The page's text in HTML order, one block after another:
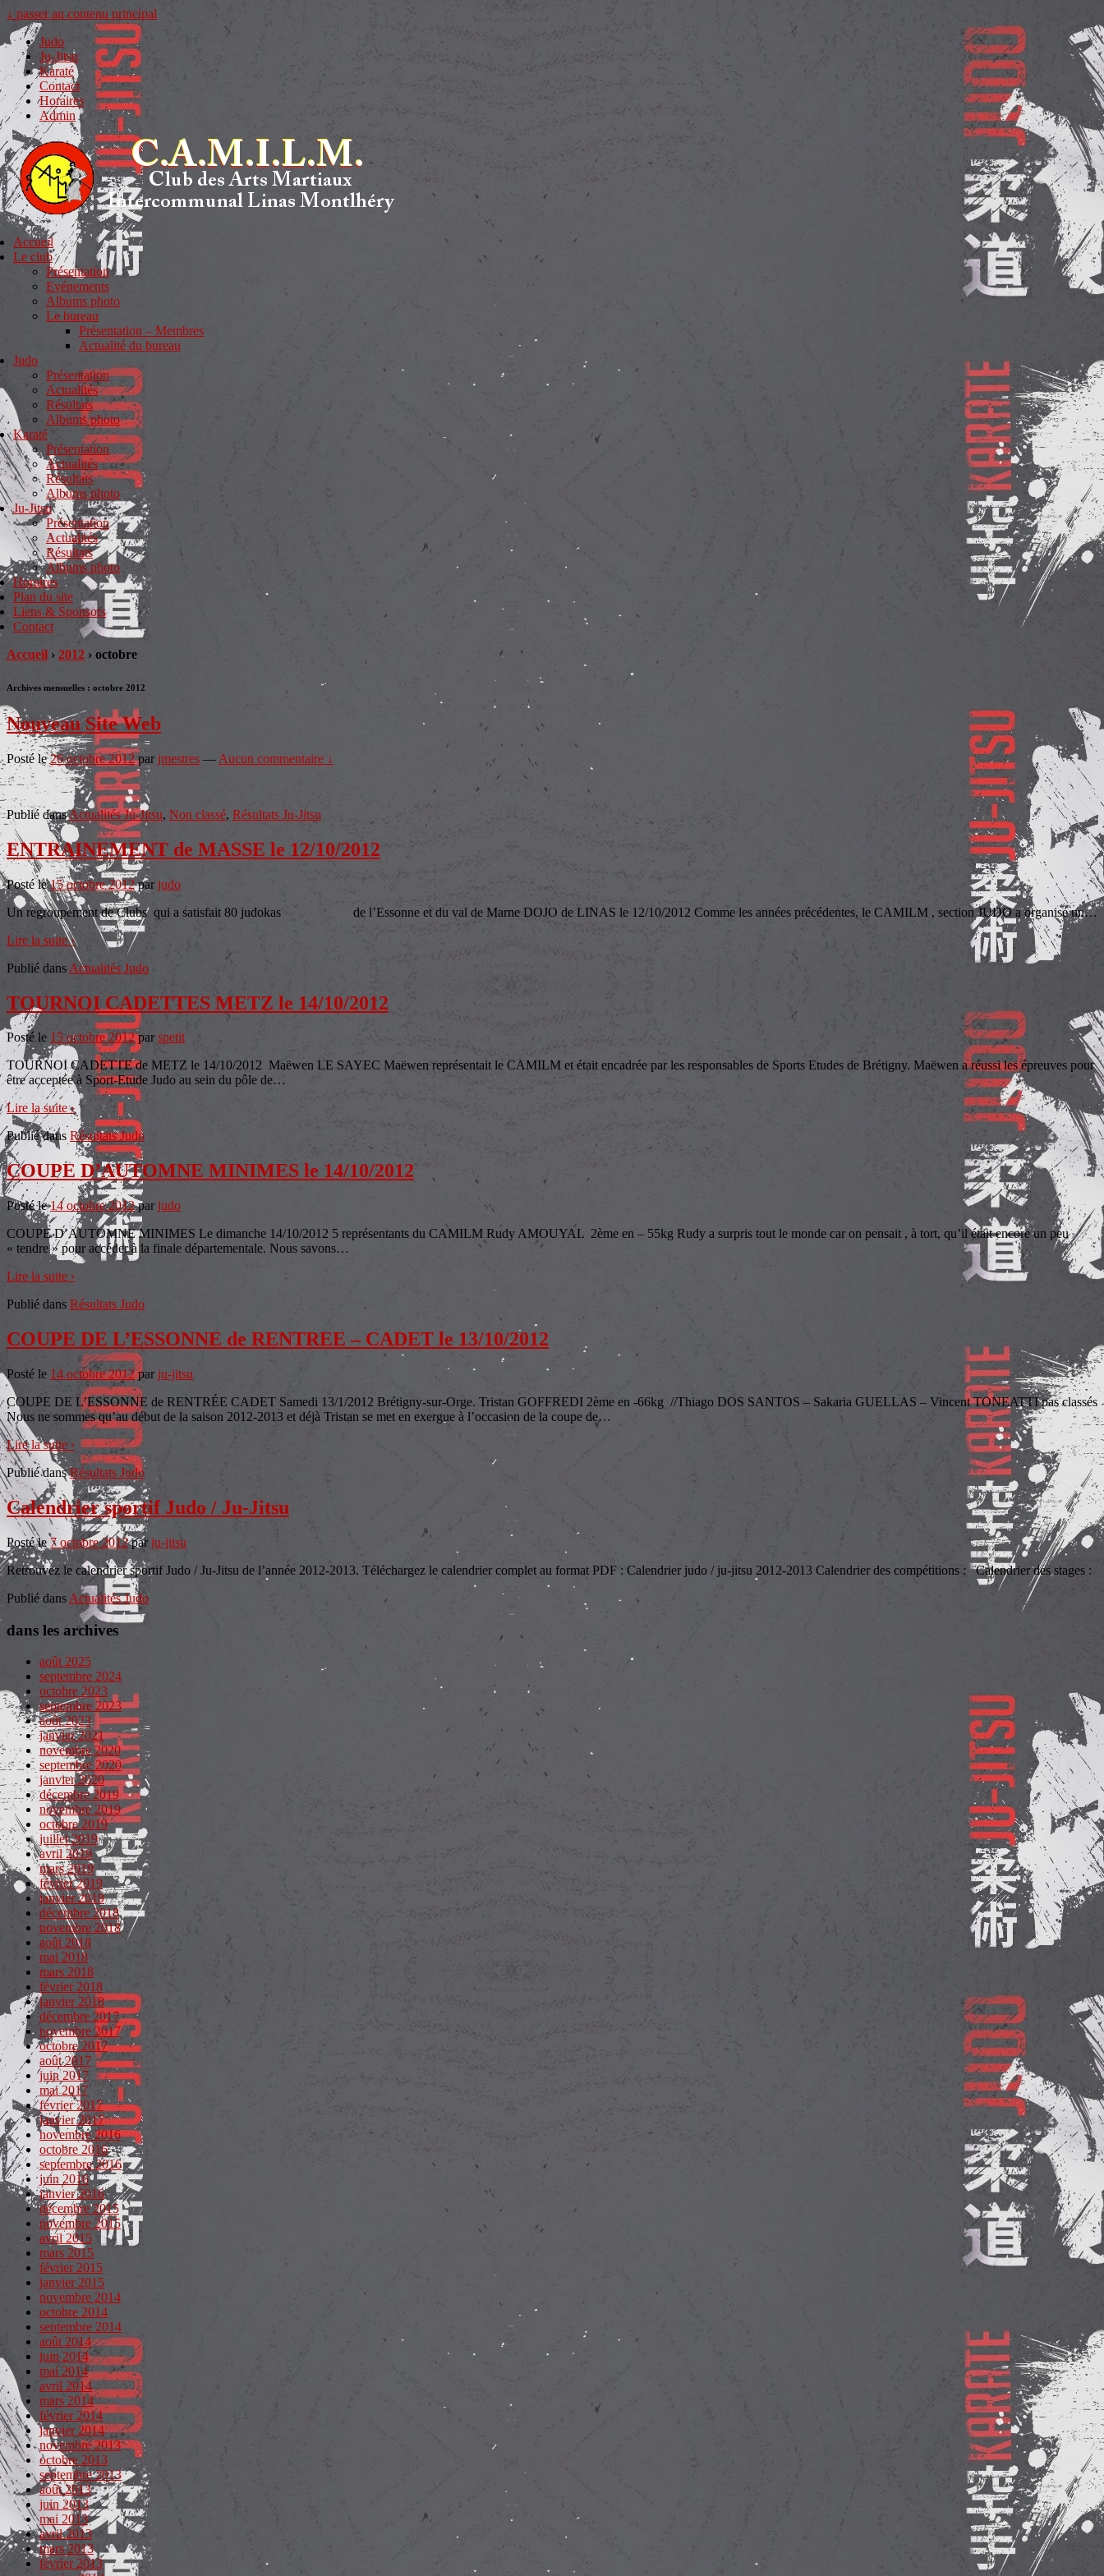
↓ passer au contenu principal
Judo
Ju-Jitsu
Karaté
Contact
Horaires
Admin
Accueil
Le club
Présentation
Evénements
Albums photo
Le bureau
Présentation – Membres
Actualité du bureau
Judo
Présentation
Actualités
Résultats
Albums photo
Karaté
Présentation
Actualités
Résultats
Albums photo
Ju-Jitsu
Présentation
Actualités
Résultats
Albums photo
Horaires
Plan du site
Liens & Sponsors
Contact
Accueil › 2012 › octobre
Archives mensuelles : octobre 2012
Nouveau Site Web
Posté le26 octobre 2012par jmestres — Aucun commentaire ↓
Publié dansActualités Ju-Jitsu, Non classé, Résultats Ju-Jitsu
ENTRAINEMENT de MASSE le 12/10/2012
Posté le15 octobre 2012par judo
Un regroupement de Clubs qui a satisfait 80 judokas de l’Essonne et du val de Marne DOJO de LINAS le 12/10/2012 Comme les années précédentes, le CAMILM , section JUDO a organisé un…
Lire la suite ›
Publié dans Actualités Judo
TOURNOI CADETTES METZ le 14/10/2012
Posté le 15 octobre 2012parspetit
TOURNOI CADETTE de METZ le 14/10/2012 Maëwen LE SAYEC Maëwen représentait le CAMILM et était encadrée par les responsables de Sports Etudes de Brétigny. Maëwen a réussi les épreuves pour
être acceptée à Sport-Etude Judo au sein du pôle de…
Lire la suite ›
Publié dans Résultats Judo
COUPE D’AUTOMNE MINIMES le 14/10/2012
Posté le14 octobre 2012par judo
COUPE D’AUTOMNE MINIMES Le dimanche 14/10/2012 5 représentants du CAMILM Rudy AMOUYAL 2ème en – 55kg Rudy a surpris tout le monde car on pensait , à tort, qu’il était encore un peu
« tendre » pour accéder à la finale départementale. Nous savons…
Lire la suite ›
Publié dans Résultats Judo
COUPE DE L’ESSONNE de RENTREE – CADET le 13/10/2012
Posté le 14 octobre 2012par ju-jitsu
COUPE DE L’ESSONNE de RENTRÉE CADET Samedi 13/1/2012 Brétigny-sur-Orge. Tristan GOFFREDI 2ème en -66kg //Thiago DOS SANTOS – Sakaria GUELLAS – Vincent TONEATTI pas classés
Nous ne sommes qu’au début de la saison 2012-2013 et déjà Tristan se met en exergue à l’occasion de la coupe de…
Lire la suite ›
Publié dansRésultats Judo
Calendrier sportif Judo / Ju-Jitsu
Posté le 7 octobre 2012par ju-jitsu
Retrouvez le calendrier sportif Judo / Ju-Jitsu de l’année 2012-2013. Téléchargez le calendrier complet au format PDF : Calendrier judo / ju-jitsu 2012-2013 Calendrier des compétitions : Calendrier des stages :
Publié dans Actualités Judo
dans les archives
août 2025
septembre 2024
octobre 2023
septembre 2023
août 2023
janvier 2021
novembre 2020
septembre 2020
janvier 2020
décembre 2019
novembre 2019
octobre 2019
juillet 2019
avril 2019
mars 2019
février 2019
janvier 2019
décembre 2018
novembre 2018
août 2018
mai 2018
mars 2018
février 2018
janvier 2018
décembre 2017
novembre 2017
octobre 2017
août 2017
juin 2017
mai 2017
février 2017
janvier 2017
novembre 2016
octobre 2016
septembre 2016
juin 2016
janvier 2016
décembre 2015
novembre 2015
avril 2015
mars 2015
février 2015
janvier 2015
novembre 2014
octobre 2014
septembre 2014
août 2014
juin 2014
mai 2014
avril 2014
mars 2014
février 2014
janvier 2014
novembre 2013
octobre 2013
septembre 2013
août 2013
juin 2013
mai 2013
avril 2013
mars 2013
février 2013